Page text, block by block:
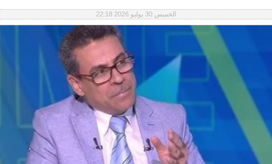
الخميس 30 يوليو 2026 22:18